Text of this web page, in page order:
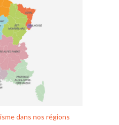
À la découverte du